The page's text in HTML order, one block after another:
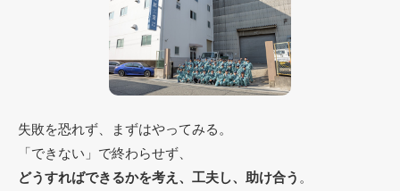
失敗を恐れず、まずはやってみる。
「できない」で終わらせず、
どうすればできるかを考え、工夫し、助け合う 。